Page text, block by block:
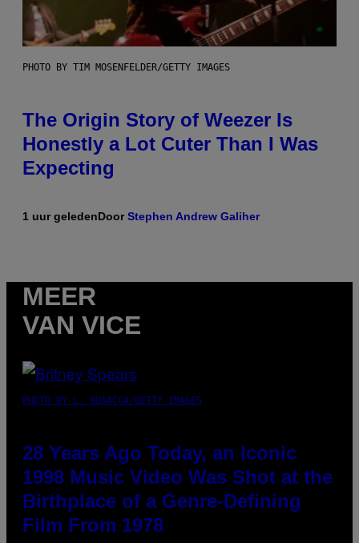
PHOTO BY TIM MOSENFELDER/GETTY IMAGES
The Origin Story of Weezer Is
Honestly a Lot Cuter Than I Was
Expecting
1 uur geledenDoorStephen Andrew Galiher
MEER
VAN VICE
PHOTO BY L. BUSACCA/GETTY IMAGES
28 Years Ago Today, an Iconic
1998 Music Video Was Shot at the
Birthplace of a Genre-Defining
Film From 1978